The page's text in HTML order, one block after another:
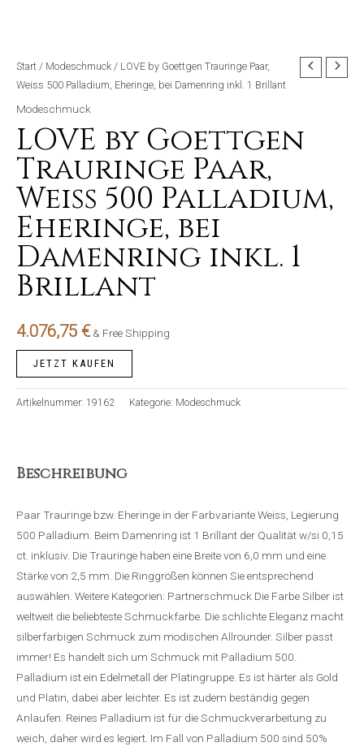
Start / Modeschmuck / LOVE by Goettgen Trauringe Paar,
Weiss 500 Palladium, Eheringe, bei Damenring inkl. 1 Brillant
Modeschmuck
LOVE by Goettgen
Trauringe Paar,
Weiss 500 Palladium,
Eheringe, bei
Damenring inkl. 1
Brillant
4.076,75 € & Free Shipping
JETZT KAUFEN
Artikelnummer: 19162 Kategorie: Modeschmuck
Beschreibung
Paar Trauringe bzw. Eheringe in der Farbvariante Weiss, Legierung
500 Palladium. Beim Damenring ist 1 Brillant der Qualität w/si 0,15
ct. inklusiv. Die Trauringe haben eine Breite von 6,0 mm und eine
Stärke von 2,5 mm. Die Ringgrößen können Sie entsprechend
auswählen. Weitere Kategorien: Partnerschmuck Die Farbe Silber ist
weltweit die beliebteste Schmuckfarbe. Die schlichte Eleganz macht
silberfarbigen Schmuck zum modischen Allrounder. Silber passt
immer! Es handelt sich um Schmuck mit Palladium 500.
Palladium ist ein Edelmetall der Platingruppe. Es ist härter als Gold
und Platin, dabei aber leichter. Es ist zudem beständig gegen
Anlaufen. Reines Palladium ist für die Schmuckverarbeitung zu
weich, daher wird es legiert. Im Fall von Palladium 500 sind 50%